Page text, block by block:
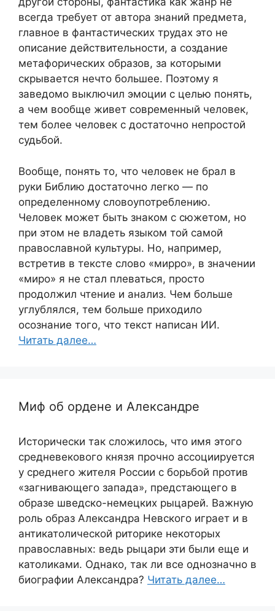
всегда требует от автора знаний предмета,
главное в фантастических трудах это не
описание действительности, а создание
метафорических образов, за которыми
скрывается нечто большее. Поэтому я
заведомо выключил эмоции с целью понять,
а чем вообще живет современный человек,
тем более человек с достаточно непростой
судьбой.
Вообще, понять то, что человек не брал в
руки Библию достаточно легко — по
определенному словоупотреблению.
Человек может быть знаком с сюжетом, но
при этом не владеть языком той самой
православной культуры. Но, например,
встретив в тексте слово «мирро», в значении
«миро» я не стал плеваться, просто
продолжил чтение и анализ. Чем больше
углублялся, тем больше приходило
осознание того, что текст написан ИИ.
Читать далее…
Миф об ордене и Александре
Исторически так сложилось, что имя этого
средневекового князя прочно ассоциируется
у среднего жителя России с борьбой против
«загнивающего запада», предстающего в
образе шведско-немецких рыцарей. Важную
роль образ Александра Невского играет и в
антикатолической риторике некоторых
православных: ведь рыцари эти были еще и
католиками. Однако, так ли все однозначно в
биографии Александра? Читать далее…